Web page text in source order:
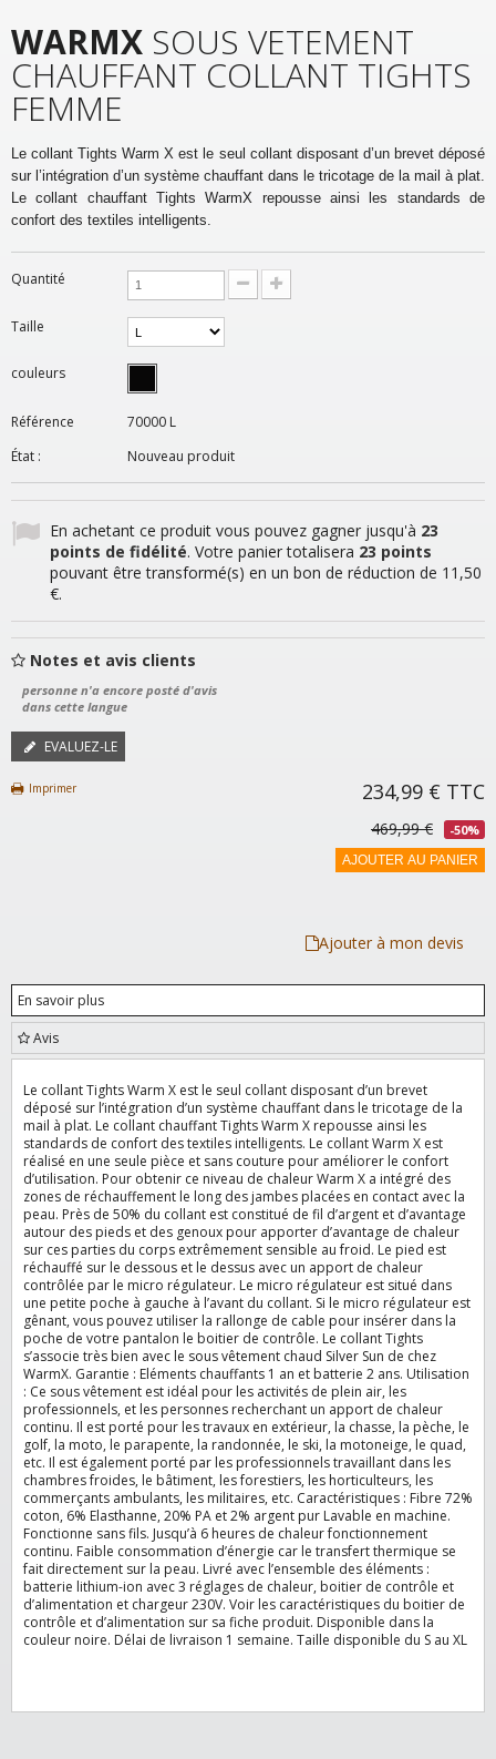
WARMX SOUS VETEMENT
CHAUFFANT COLLANT TIGHTS
FEMME
Le collant Tights Warm X est le seul collant disposant d’un brevet déposé
sur l’intégration d’un système chauffant dans le tricotage de la mail à plat.
Le collant chauffant Tights WarmX repousse ainsi les standards de
confort des textiles intelligents.
Quantité
Taille
couleurs
Référence
70000 L
État :
Nouveau produit
En achetant ce produit vous pouvez gagner jusqu'à 23
points de fidélité. Votre panier totalisera 23 points
pouvant être transformé(s) en un bon de réduction de 11,50
€.
Notes et avis clients
personne n'a encore posté d'avis
dans cette langue
EVALUEZ-LE
Imprimer 234,99 € TTC
-50%
469,99 €
AJOUTER AU PANIER
Ajouter à mon devis
En savoir plus
Avis
Le collant Tights Warm X est le seul collant disposant d’un brevet
déposé sur l’intégration d’un système chauffant dans le tricotage de la
mail à plat. Le collant chauffant Tights Warm X repousse ainsi les
standards de confort des textiles intelligents. Le collant Warm X est
réalisé en une seule pièce et sans couture pour améliorer le confort
d’utilisation. Pour obtenir ce niveau de chaleur Warm X a intégré des
zones de réchauffement le long des jambes placées en contact avec la
peau. Près de 50% du collant est constitué de fil d’argent et d’avantage
autour des pieds et des genoux pour apporter d’avantage de chaleur
sur ces parties du corps extrêmement sensible au froid. Le pied est
réchauffé sur le dessous et le dessus avec un apport de chaleur
contrôlée par le micro régulateur. Le micro régulateur est situé dans
une petite poche à gauche à l’avant du collant. Si le micro régulateur est
gênant, vous pouvez utiliser la rallonge de cable pour insérer dans la
poche de votre pantalon le boitier de contrôle. Le collant Tights
s’associe très bien avec le sous vêtement chaud Silver Sun de chez
WarmX. Garantie : Eléments chauffants 1 an et batterie 2 ans. Utilisation
: Ce sous vêtement est idéal pour les activités de plein air, les
professionnels, et les personnes recherchant un apport de chaleur
continu. Il est porté pour les travaux en extérieur, la chasse, la pèche, le
golf, la moto, le parapente, la randonnée, le ski, la motoneige, le quad,
etc. Il est également porté par les professionnels travaillant dans les
chambres froides, le bâtiment, les forestiers, les horticulteurs, les
commerçants ambulants, les militaires, etc. Caractéristiques : Fibre 72%
coton, 6% Elasthanne, 20% PA et 2% argent pur Lavable en machine.
Fonctionne sans fils. Jusqu’à 6 heures de chaleur fonctionnement
continu. Faible consommation d’énergie car le transfert thermique se
fait directement sur la peau. Livré avec l’ensemble des éléments :
batterie lithium-ion avec 3 réglages de chaleur, boitier de contrôle et
d’alimentation et chargeur 230V. Voir les caractéristiques du boitier de
contrôle et d’alimentation sur sa fiche produit. Disponible dans la
couleur noire. Délai de livraison 1 semaine. Taille disponible du S au XL